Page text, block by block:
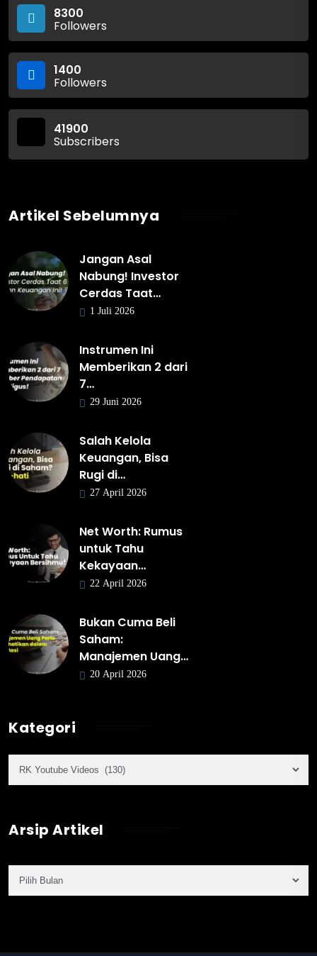
8300
Followers
1400
Followers
41900
Subscribers
Artikel Sebelumnya
Jangan Asal
Nabung! Investor
Cerdas Taat…
1 Juli 2026
Instrumen Ini
Memberikan 2 dari
7…
29 Juni 2026
Salah Kelola
Keuangan, Bisa
Rugi di…
27 April 2026
Net Worth: Rumus
untuk Tahu
Kekayaan…
22 April 2026
Bukan Cuma Beli
Saham:
Manajemen Uang…
20 April 2026
Kategori
Arsip Artikel